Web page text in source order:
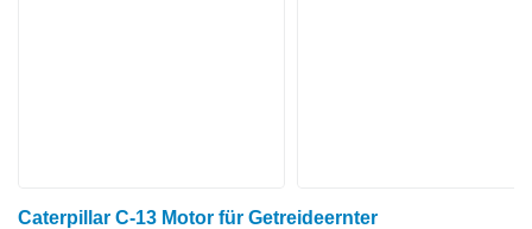
Caterpillar C-13 Motor für Getreideernter